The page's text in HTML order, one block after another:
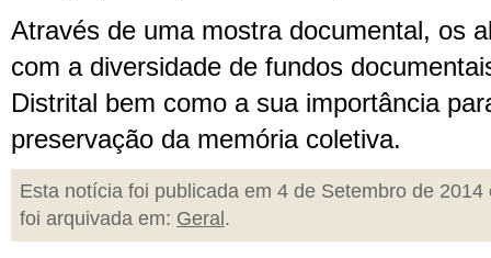
Através de uma mostra documental, os
com a diversidade de fundos
Distrital bem como a sua importância
preservação da memória coletiva.
Esta notícia foi publicada em 4 de Setembro de 2014
foi arquivada em: Geral .